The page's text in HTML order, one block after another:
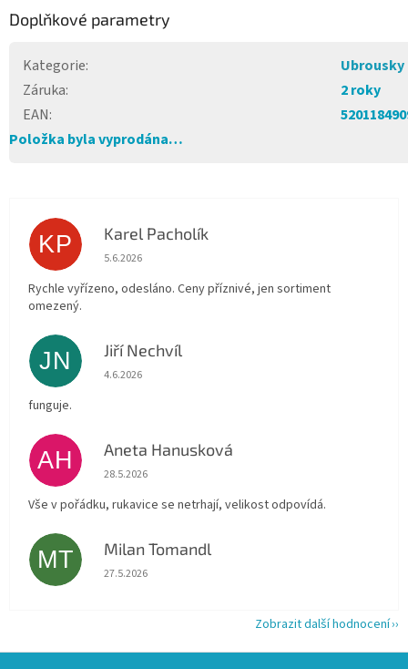
Doplňkové parametry
Kategorie:
Ubrousky
Záruka:
2 roky
EAN:
Položka byla vyprodána…
KP Karel Pacholík
Hodnocení obchodu je 4 z 5 hvězdiček.
5.6.2026
Rychle vyřízeno, odesláno. Ceny příznivé, jen sortiment
omezený.
JN Jiří Nechvíl
Hodnocení obchodu je 5 z 5 hvězdiček.
4.6.2026
funguje.
AH Aneta Hanusková
Hodnocení obchodu je 5 z 5 hvězdiček.
28.5.2026
Vše v pořádku, rukavice se netrhají, velikost odpovídá.
MT Milan Tomandl
Hodnocení obchodu je 5 z 5 hvězdiček.
27.5.2026
Zobrazit další hodnocení